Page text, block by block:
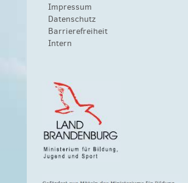
Impressum
Datenschutz
Barrierefreiheit
Intern